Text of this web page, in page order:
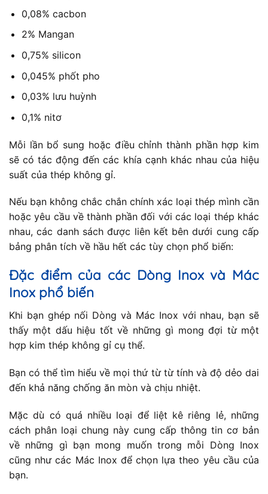
0,08% cacbon
2% Mangan
0,75% silicon
0,045% phốt pho
0,03% lưu huỳnh
0,1% nitơ
Mỗi lần bổ sung hoặc điều chỉnh thành phần hợp kim
sẽ có tác động đến các khía cạnh khác nhau của hiệu
suất của thép không gỉ.
Nếu bạn không chắc chắn chính xác loại thép mình cần
hoặc yêu cầu về thành phần đối với các loại thép khác
nhau, các danh sách được liên kết bên dưới cung cấp
bảng phân tích về hầu hết các tùy chọn phổ biến:
Đặc điểm của các Dòng Inox và Mác
Inox phổ biến
Khi bạn ghép nối Dòng và Mác Inox với nhau, bạn sẽ
thấy một dấu hiệu tốt về những gì mong đợi từ một
hợp kim thép không gỉ cụ thể.
Bạn có thể tìm hiểu về mọi thứ từ từ tính và độ dẻo dai
đến khả năng chống ăn mòn và chịu nhiệt.
Mặc dù có quá nhiều loại để liệt kê riêng lẻ, những
cách phân loại chung này cung cấp thông tin cơ bản
về những gì bạn mong muốn trong mỗi Dòng Inox
cũng như các Mác Inox để chọn lựa theo yêu cầu của
bạn.